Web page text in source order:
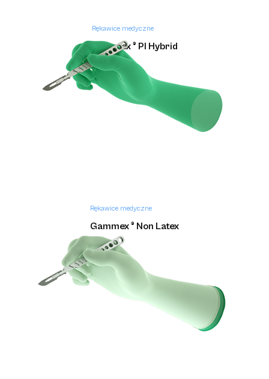
Rękawice medyczne
Gammex ® PI Hybrid
Rękawice medyczne
Gammex ® Non Latex